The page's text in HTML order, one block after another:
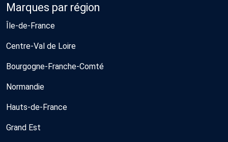
Marques par région
Île-de-France
Centre-Val de Loire
Bourgogne-Franche-Comté
Normandie
Hauts-de-France
Grand Est